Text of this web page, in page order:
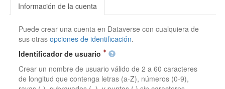
Información de la cuenta
Puede crear una cuenta en Dataverse con cualquiera de
sus otrasopciones de identificación.
Identificador de usuario
Crear un nombre de usuario válido de 2 a 60 caracteres
de longitud que contenga letras (a-Z), números (0-9),